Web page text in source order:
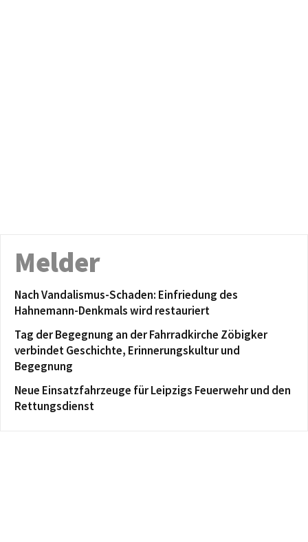
Melder
Nach Vandalismus-Schaden: Einfriedung des
Hahnemann-Denkmals wird restauriert
Tag der Begegnung an der Fahrradkirche Zöbigker
verbindet Geschichte, Erinnerungskultur und
Begegnung
Neue Einsatzfahrzeuge für Leipzigs Feuerwehr und den
Rettungsdienst